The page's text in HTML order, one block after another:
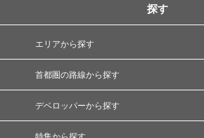
探す
エリアから探す
首都圏の路線から探す
デベロッパーから探す